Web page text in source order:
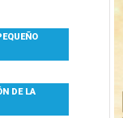
DE LA